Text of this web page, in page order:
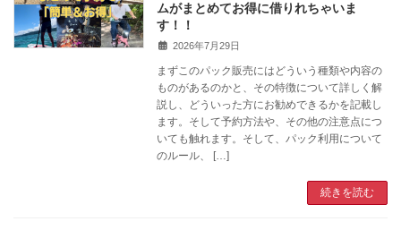
ムがまとめてお得に借りれちゃいま
す！！
2026年7月29日
まずこのパック販売にはどういう種類や内容の
ものがあるのかと、その特徴について詳しく解
説し、どういった方にお勧めできるかを記載し
ます。そして予約方法や、その他の注意点につ
いても触れます。そして、パック利用について
のルール、 […]
続きを読む